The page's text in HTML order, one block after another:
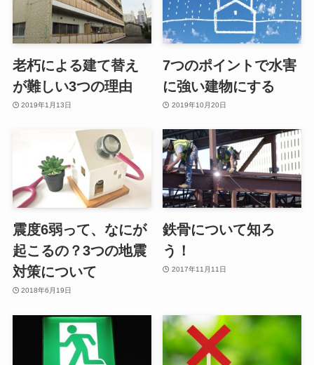
老朽による建て替え
が難しい3つの理由
2019年1月13日
7つのポイントで水害
に強い建物にする
2019年10月20日
震度6弱って、なにが
起こるの？3つの地震
対策について
2018年6月19日
鉄骨について知ろ
う！
2017年11月11日